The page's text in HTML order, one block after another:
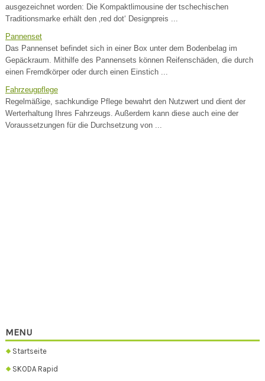
ausgezeichnet worden: Die Kompaktlimousine der tschechischen
Traditionsmarke erhält den ‚red dot‘ Designpreis ...
Pannenset
Das Pannenset befindet sich in einer Box unter dem Bodenbelag im
Gepäckraum. Mithilfe des Pannensets können Reifenschäden, die durch
einen Fremdkörper oder durch einen Einstich ...
Fahrzeugpflege
Regelmäßige, sachkundige Pflege bewahrt den Nutzwert und dient der
Werterhaltung Ihres Fahrzeugs. Außerdem kann diese auch eine der
Voraussetzungen für die Durchsetzung von ...
MENU
Startseite
SKODA Rapid